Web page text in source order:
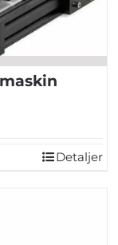
maskin
Detaljer